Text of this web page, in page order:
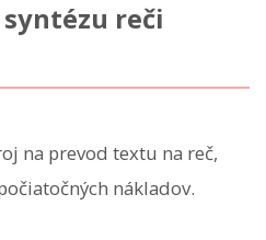
reči
na prevod textu na reč,
nákladov.